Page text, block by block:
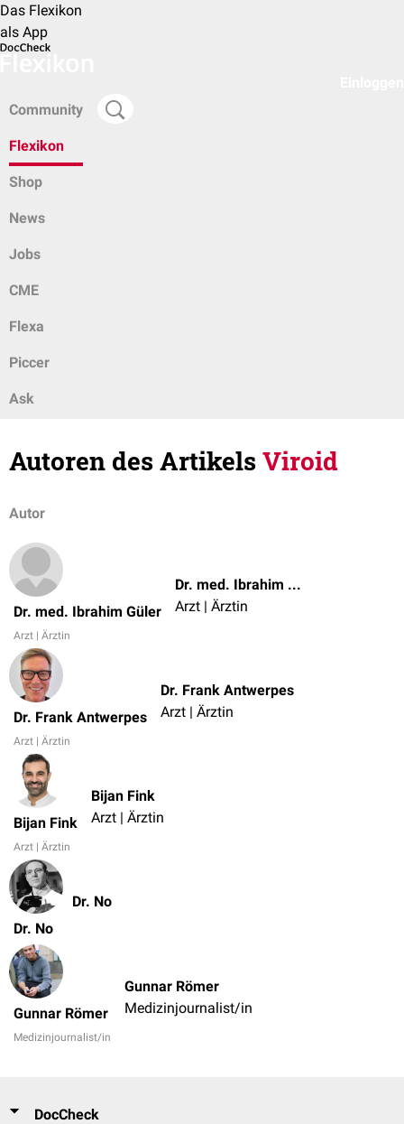
Das Flexikon
als App
Community
Flexikon
Shop
News
Jobs
CME
Flexa
Piccer
Ask
Autoren des ArtikelsViroid
Autor
Dr. med. Ibrahim Güler
Arzt | Ärztin
Dr. med. Ibrahim Güler
Arzt | Ärztin
Dr. Frank Antwerpes
Arzt | Ärztin
Dr. Frank Antwerpes
Arzt | Ärztin
Bijan Fink
Arzt | Ärztin
Bijan Fink
Arzt | Ärztin
Dr. No
Dr. No
Gunnar Römer
Medizinjournalist/in
Gunnar Römer
Medizinjournalist/in
DocCheck